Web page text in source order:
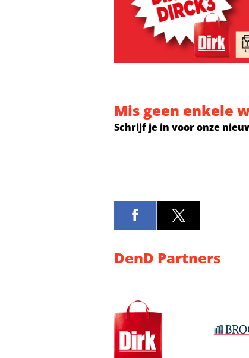
Mis geen enkele
Schrijf je in voor onze
DenD Partners